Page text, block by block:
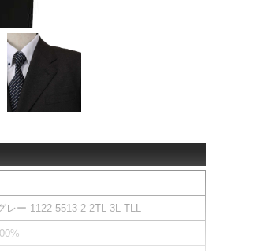
レー 1122-5513-2 2TL 3L TLL